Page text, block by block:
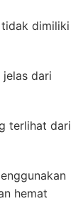
dimiliki
dari
terlihat dari
hemat